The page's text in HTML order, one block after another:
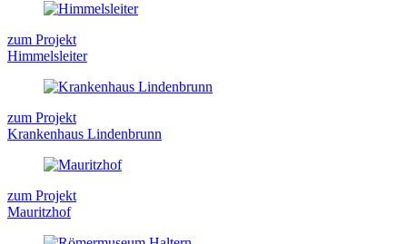
zum Projekt
Himmelsleiter
zum Projekt
Krankenhaus Lindenbrunn
zum Projekt
Mauritzhof